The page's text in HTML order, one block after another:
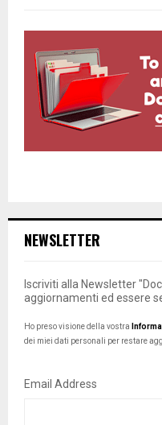
NEWSLETTER
Iscriviti alla Newsletter
aggiornamenti ed essere
Ho preso visione della vostra
dei miei dati personali per restare
Email Address